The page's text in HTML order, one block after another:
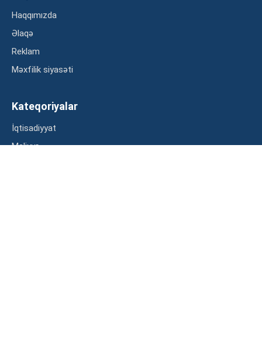
Haqqımızda
Əlaqə
Reklam
Məxfilik siyasəti
Kateqoriyalar
İqtisadiyyat
Maliyyə